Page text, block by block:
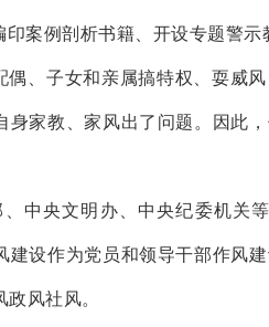
印案例剖析书籍、开设专题警
偶、子女和亲属搞特权、耍威
身家教、家风出了问题。因此
、中央文明办、中央纪委机关
建设作为党员和领导干部作风
风社风。